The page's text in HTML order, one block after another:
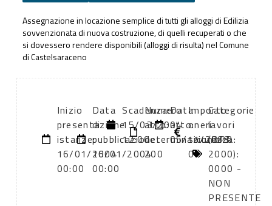
Assegnazione in locazione semplice di tutti gli alloggi di Edilizia
sovvenzionata di nuova costruzione, di quelli recuperati o che
si dovessero rendere disponibili (alloggi di risulta) nel Comune
di Castelsaraceno
Inizio
presentazione
istanze:
16/01/2004
00:00
Data
di
pubblicazione:
16/01/2004
00:00
Scadenza:
15/03/2004
12:00
Numero
atto:
determinazione
200
Data
atto:
05/11/2003
Importo
oneri
sicurezza:
0
Categorie
lavori
(DPR
2000):
0000 -
NON
PRESENTE